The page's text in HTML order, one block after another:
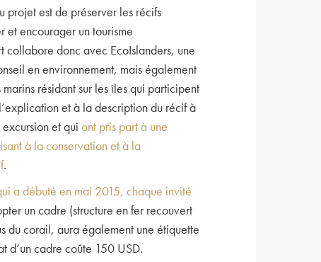
projet est de préserver les récifs
et encourager un tourisme
collabore donc avec EcoIslanders, une
en environnement, mais également
résidant sur les îles qui participent
et à la description du récif à
et qui ont pris part à une
à la conservation et à la
.
a débuté en mai 2015, chaque invité
un cadre (structure en fer recouvert
du corail, aura également une étiquette
d’un cadre coûte 150 USD.